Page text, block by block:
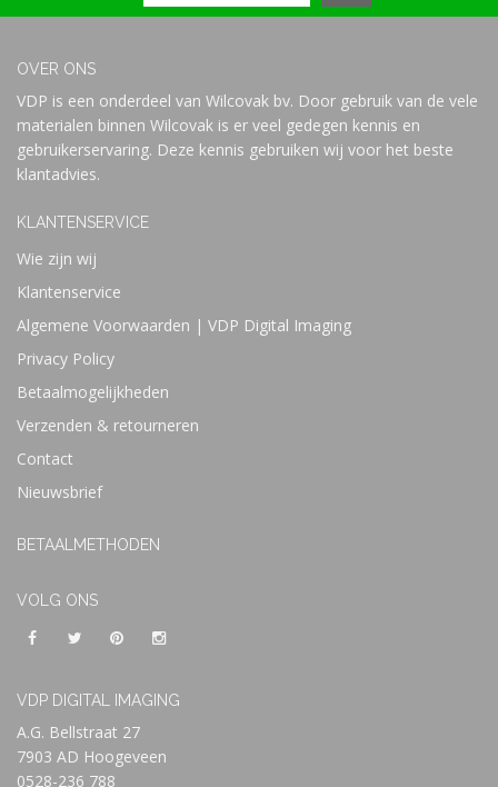
OVER ONS
VDP is een onderdeel van Wilcovak bv. Door gebruik van de vele
materialen binnen Wilcovak is er veel gedegen kennis en
gebruikerservaring. Deze kennis gebruiken wij voor het beste
klantadvies.
KLANTENSERVICE
Wie zijn wij
Klantenservice
Algemene Voorwaarden | VDP Digital Imaging
Privacy Policy
Betaalmogelijkheden
Verzenden & retourneren
Contact
Nieuwsbrief
BETAALMETHODEN
VOLG ONS
VDP DIGITAL IMAGING
A.G. Bellstraat 27
7903 AD Hoogeveen
0528-236 788